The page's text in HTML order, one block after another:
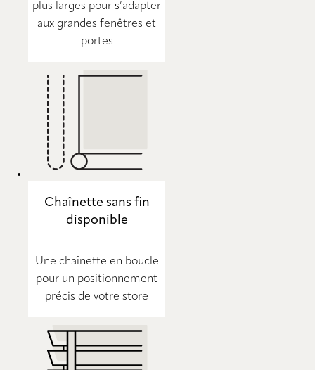
plus larges pour s’adapter
aux grandes fenêtres et
portes
Chaînette sans fin
disponible
Une chaînette en boucle
pour un positionnement
précis de votre store